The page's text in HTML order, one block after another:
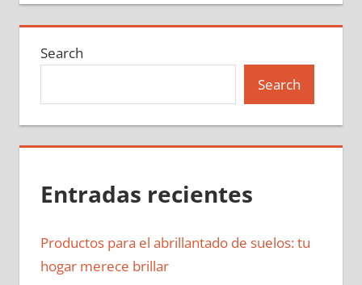
Search
Search
Entradas recientes
Productos para el abrillantado de suelos: tu
hogar merece brillar